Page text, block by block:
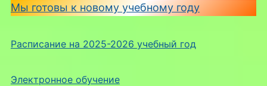
Мы готовы к новому учебному году
Расписание на 2025-2026 учебный год
Электронное обучение